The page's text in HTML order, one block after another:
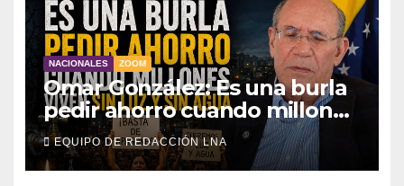
NACIONALES ZOOM
Omar González: Es una burla
pedir ahorro cuando millones
viven sin luz y sin agua
EQUIPO DE REDACCIÓN LNA